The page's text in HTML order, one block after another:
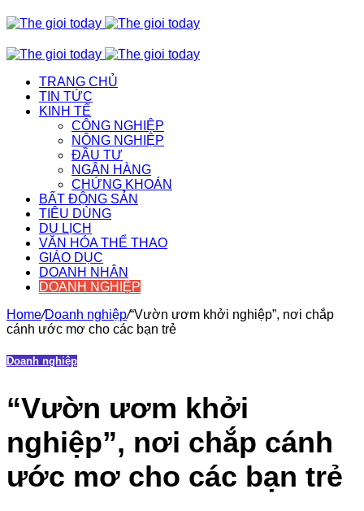
TRANG CHỦ
TIN TỨC
KINH TẾ
CÔNG NGHIỆP
NÔNG NGHIỆP
ĐẦU TƯ
NGÂN HÀNG
CHỨNG KHOÁN
BẤT ĐỘNG SẢN
TIÊU DÙNG
DU LỊCH
VĂN HÓA THỂ THAO
GIÁO DỤC
DOANH NHÂN
DOANH NGHIỆP
Home/Doanh nghiệp/“Vườn ươm khởi nghiệp”, nơi chắp
cánh ước mơ cho các bạn trẻ
Doanh nghiệp
“Vườn ươm khởi
nghiệp”, nơi chắp cánh
ước mơ cho các bạn trẻ